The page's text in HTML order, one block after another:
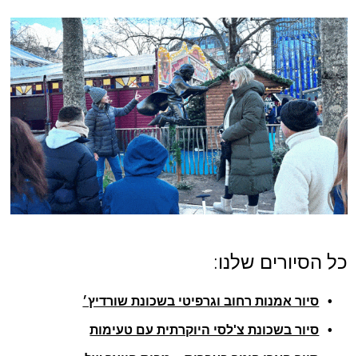
כל הסיורים שלנו:
סיור אמנות רחוב וגרפיטי בשכונת שורדיץ׳
סיור בשכונת צ'לסי היוקרתית עם טעימות